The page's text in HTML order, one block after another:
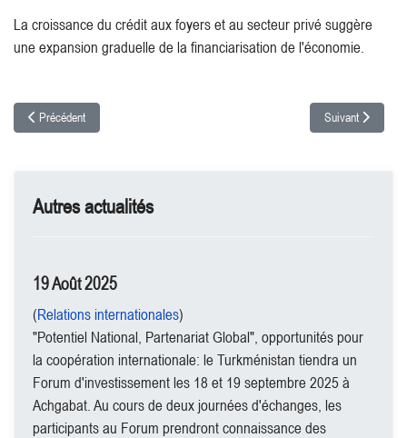
La croissance du crédit aux foyers et au secteur privé suggère
une expansion graduelle de la financiarisation de l'économie.
Article précédent : 2,1 USD, volume des échanges commerciaux Turkménistan-
Précédent Article suivant :
Suivant
Autres actualités
19 Août 2025
(Relations internationales)
"Potentiel National, Partenariat Global", opportunités pour
la coopération internationale: le Turkménistan tiendra un
Forum d'investissement les 18 et 19 septembre 2025 à
Achgabat. Au cours de deux journées d'échanges, les
participants au Forum prendront connaissance des